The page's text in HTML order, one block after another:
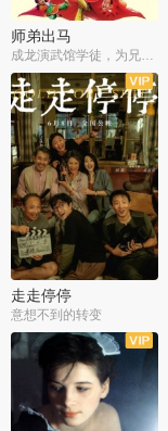
师弟出马
成龙演武馆学徒，为兄搏命战黑道
走走停停
意想不到的转变